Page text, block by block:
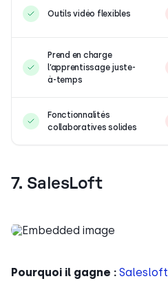
Outils vidéo flexibles
Prend en charge
l’apprentissage juste-
à-temps
Fonctionnalités
collaboratives solides
7. SalesLoft
Pourquoi il gagne : Salesloft